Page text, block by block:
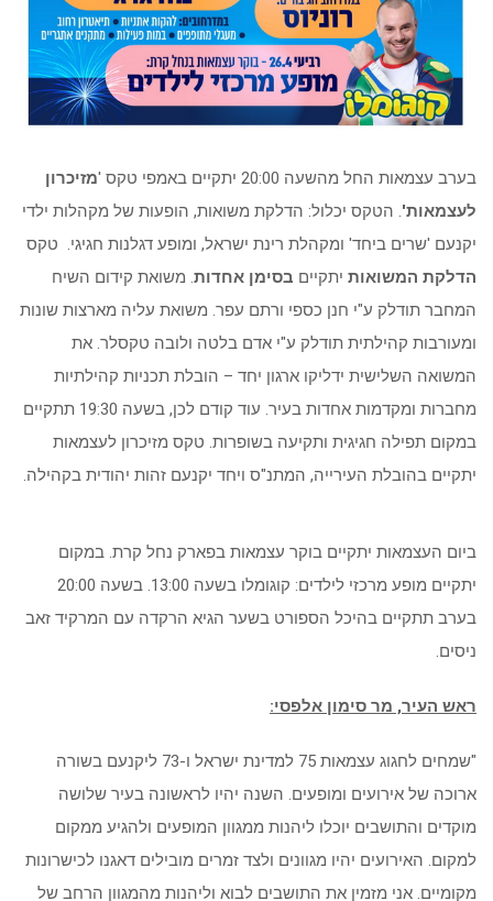
בערב עצמאות החל מהשעה 20:00 יתקיים באמפי טקס '
מזיכרון
לעצמאות'. הטקס יכלול: הדלקת משואות, הופעות של מקהלות ילדי
יקנעם 'שרים ביחד' ומקהלת רינת ישראל, ומופע דגלנות חגיגי. טקס
הדלקת המשואות יתקיים בסימן אחדות. משואת קידום השיח
המחבר תודלק ע"י חנן כספי ורתם עפר. משואת עליה מארצות שונות
ומעורבות קהילתית תודלק ע"י אדם בלטה ולובה טקסלר. את
המשואה השלישית ידליקו ארגון יחד – הובלת תכניות קהילתיות
מחברות ומקדמות אחדות בעיר. עוד קודם לכן, בשעה 19:30 תתקיים
במקום תפילה חגיגית ותקיעה בשופרות. טקס מזיכרון לעצמאות
יתקיים בהובלת העירייה, המתנ"ס ויחד יקנעם זהות יהודית בקהילה.
ביום העצמאות יתקיים בוקר עצמאות בפארק נחל קרת. במקום
יתקיים מופע מרכזי לילדים: קוגומלו בשעה 13:00. בשעה 20:00
בערב תתקיים בהיכל הספורט בשער הגיא הרקדה עם המרקיד זאב
ניסים.
ראש העיר, מר סימון אלפסי:
"שמחים לחגוג עצמאות 75 למדינת ישראל ו-73 ליקנעם בשורה
ארוכה של אירועים ומופעים. השנה יהיו לראשונה בעיר שלושה
מוקדים והתושבים יוכלו ליהנות ממגוון המופעים ולהגיע ממקום
למקום. האירועים יהיו מגוונים ולצד זמרים מובילים דאגנו לכישרונות
מקומיים. אני מזמין את התושבים לבוא וליהנות מהמגוון הרחב של